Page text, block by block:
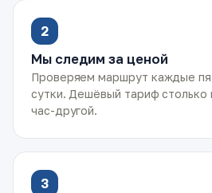
2
Мы следим за ценой
Проверяем маршрут каждые
сутки. Дешёвый тариф столько
час-другой.
3